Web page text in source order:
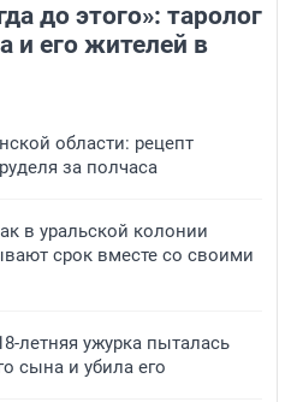
до этого»: таролог
и его жителей в
области: рецепт
за полчаса
в уральской колонии
срок вместе со своими
летняя ужурка пыталась
сына и убила его